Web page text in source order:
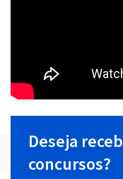
Deseja
concursos?